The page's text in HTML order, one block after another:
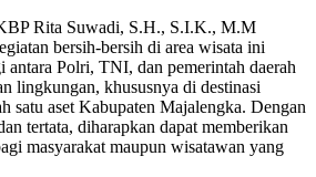
Rita Suwadi, S.H., S.I.K., M.M
bersih-bersih di area wisata ini
antara Polri, TNI, dan pemerintah daerah
lingkungan, khususnya di destinasi
satu aset Kabupaten Majalengka. Dengan
tertata, diharapkan dapat memberikan
masyarakat maupun wisatawan yang